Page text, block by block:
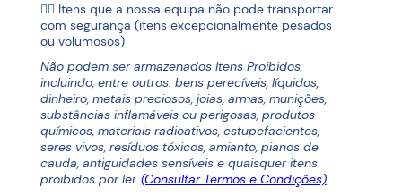
🏋️‍♀️ Itens que a nossa equipa não pode transportar
com segurança (itens excepcionalmente pesados
ou volumosos)
Não podem ser armazenados Itens Proibidos,
incluindo, entre outros: bens perecíveis, líquidos,
dinheiro, metais preciosos, joias, armas, munições,
substâncias inflamáveis ou perigosas, produtos
químicos, materiais radioativos, estupefacientes,
seres vivos, resíduos tóxicos, amianto, pianos de
cauda, antiguidades sensíveis e quaisquer itens
proibidos por lei. (Consultar Termos e Condições)